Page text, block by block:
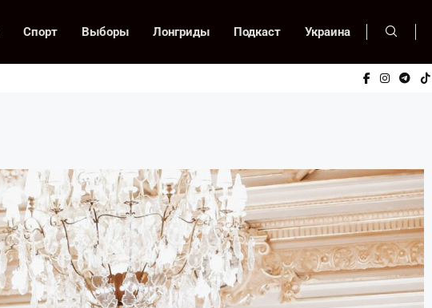
Спорт Выборы Лонгриды Подкаст Украина